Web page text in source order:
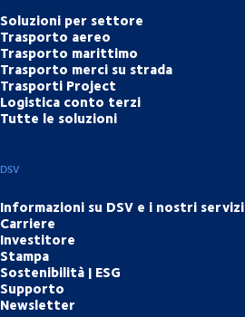
Soluzioni per settore
Trasporto aereo
Trasporto marittimo
Trasporto merci su strada
Trasporti Project
Logistica conto terzi
Tutte le soluzioni
DSV
Informazioni su DSV e i nostri servizi
Carriere
Investitore
Stampa
Sostenibilità | ESG
Supporto
Newsletter